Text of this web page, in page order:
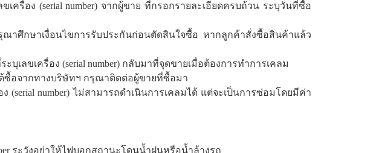
เครื่อง (serial number) จากผู้ขาย ที่กรอกรายละเอียดครบถ้วน ระบุวันที่ซื้อ
าศึกษาเงื่อนไขการรับประกันก่อนตัดสินใจซื้อ หากลูกค้าสั่งซื้อสินค้าแล้ว
เลขเครื่อง (serial number) กลับมาที่จุดขายเมื่อต้องการทำการเคลม
ซื้อจากทางบริษัทฯ กรุณาติดต่อผู้ขายที่ซื้อมา
(serial number) ไม่สามารถดำเนินการเคลมได้ แต่จะเป็นการซ่อมโดยมีค่า
ระวังอย่าให้ไฟบอกสถานะโดนน้ำฝนหรือน้ำล้างรถ